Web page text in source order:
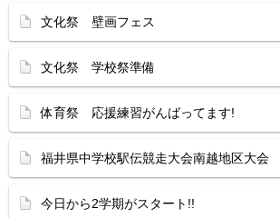
文化祭 壁画フェス
文化祭 学校祭準備
体育祭 応援練習がんばってます!
福井県中学校駅伝競走大会南越地区大会
今日から2学期がスタート!!